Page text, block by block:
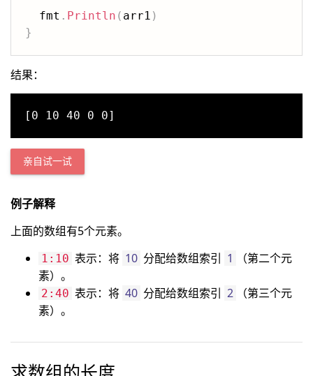
  fmt
. Println ( arr1 )
}
结果：
亲自试一试
例子解释
上面的数组有5个元素。
1:10 表示：将 10 分配给数组索引 1
（第二个元
素）。
2:40 表示：将 40 分配给数组索引 2
（第三个元
素）。